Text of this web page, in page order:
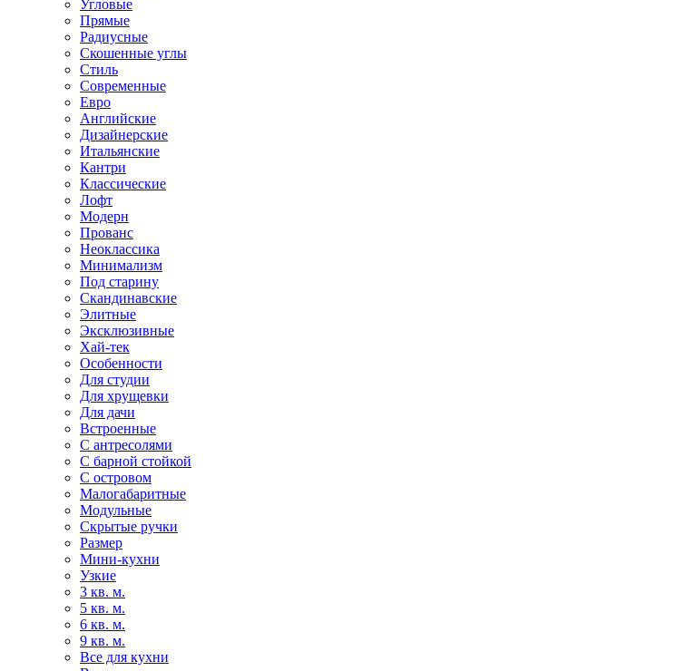
Угловые
Прямые
Радиусные
Скошенные углы
Стиль
Современные
Евро
Английские
Дизайнерские
Итальянские
Кантри
Классические
Лофт
Модерн
Прованс
Неоклассика
Минимализм
Под старину
Скандинавские
Элитные
Эксклюзивные
Хай-тек
Особенности
Для студии
Для хрущевки
Для дачи
Встроенные
С антресолями
С барной стойкой
С островом
Малогабаритные
Модульные
Скрытые ручки
Размер
Мини-кухни
Узкие
3 кв. м.
5 кв. м.
6 кв. м.
9 кв. м.
Все для кухни